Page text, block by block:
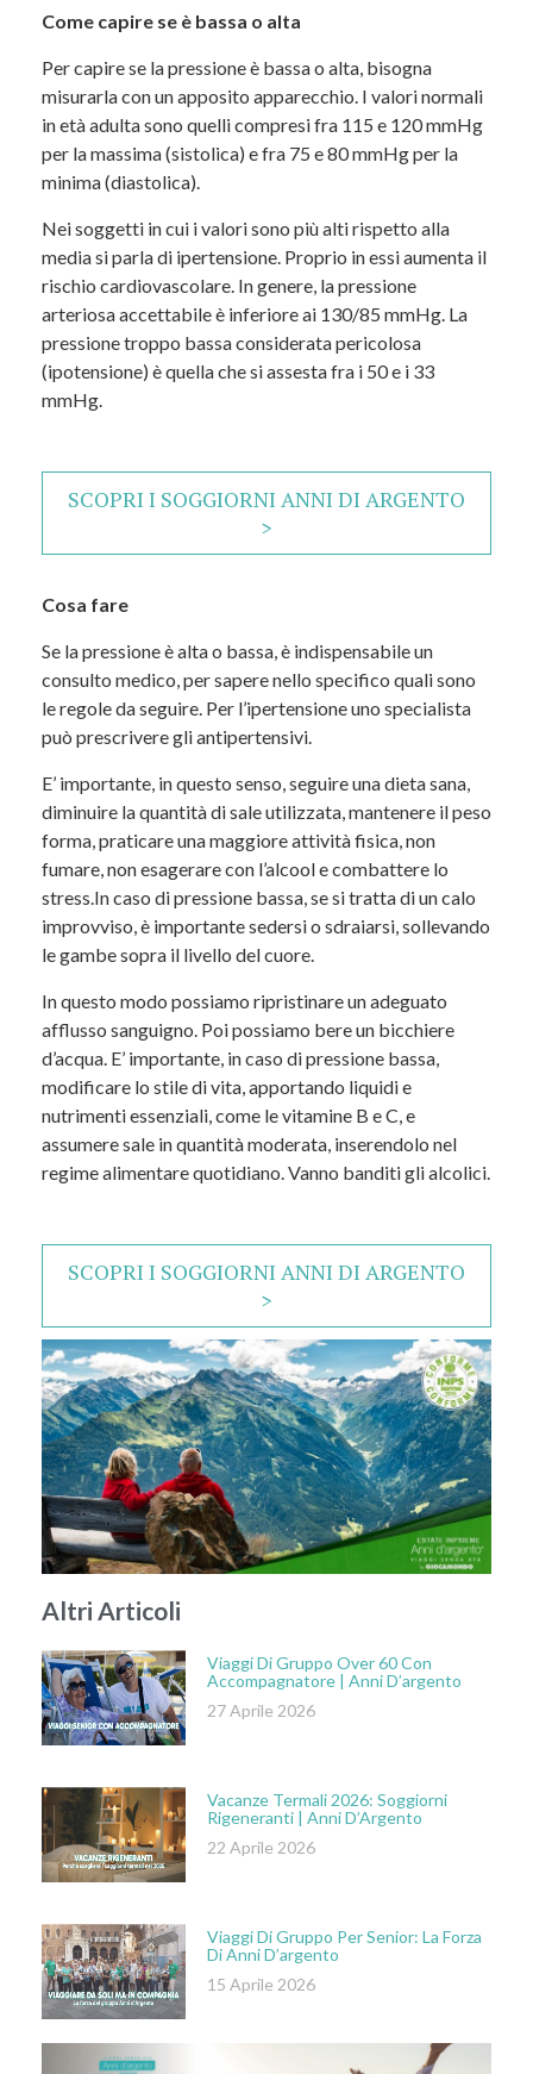
Come capire se è bassa o alta
Per capire se la pressione è bassa o alta, bisogna
misurarla con un apposito apparecchio. I valori normali
in età adulta sono quelli compresi fra 115 e 120 mmHg
per la massima (sistolica) e fra 75 e 80 mmHg per la
minima (diastolica).
Nei soggetti in cui i valori sono più alti rispetto alla
media si parla di ipertensione. Proprio in essi aumenta il
rischio cardiovascolare. In genere, la pressione
arteriosa accettabile è inferiore ai 130/85 mmHg. La
pressione troppo bassa considerata pericolosa
(ipotensione) è quella che si assesta fra i 50 e i 33
mmHg.
SCOPRI I SOGGIORNI ANNI DI ARGENTO
>
Cosa fare
Se la pressione è alta o bassa, è indispensabile un
consulto medico, per sapere nello specifico quali sono
le regole da seguire. Per l’ipertensione uno specialista
può prescrivere gli antipertensivi.
E’ importante, in questo senso, seguire una dieta sana,
diminuire la quantità di sale utilizzata, mantenere il peso
forma, praticare una maggiore attività fisica, non
fumare, non esagerare con l’alcool e combattere lo
stress.In caso di pressione bassa, se si tratta di un calo
improvviso, è importante sedersi o sdraiarsi, sollevando
le gambe sopra il livello del cuore.
In questo modo possiamo ripristinare un adeguato
afflusso sanguigno. Poi possiamo bere un bicchiere
d’acqua. E’ importante, in caso di pressione bassa,
modificare lo stile di vita, apportando liquidi e
nutrimenti essenziali, come le vitamine B e C, e
assumere sale in quantità moderata, inserendolo nel
regime alimentare quotidiano. Vanno banditi gli alcolici.
SCOPRI I SOGGIORNI ANNI DI ARGENTO
>
Altri Articoli
Viaggi Di Gruppo Over 60 Con
Accompagnatore | Anni D’argento
27 Aprile 2026
Vacanze Termali 2026: Soggiorni
Rigeneranti | Anni D’Argento
22 Aprile 2026
Viaggi Di Gruppo Per Senior: La Forza
Di Anni D’argento
15 Aprile 2026